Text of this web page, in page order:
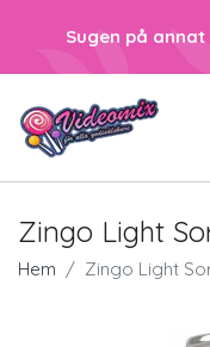
Sugen på
Zingo Light
Hem Zingo Light